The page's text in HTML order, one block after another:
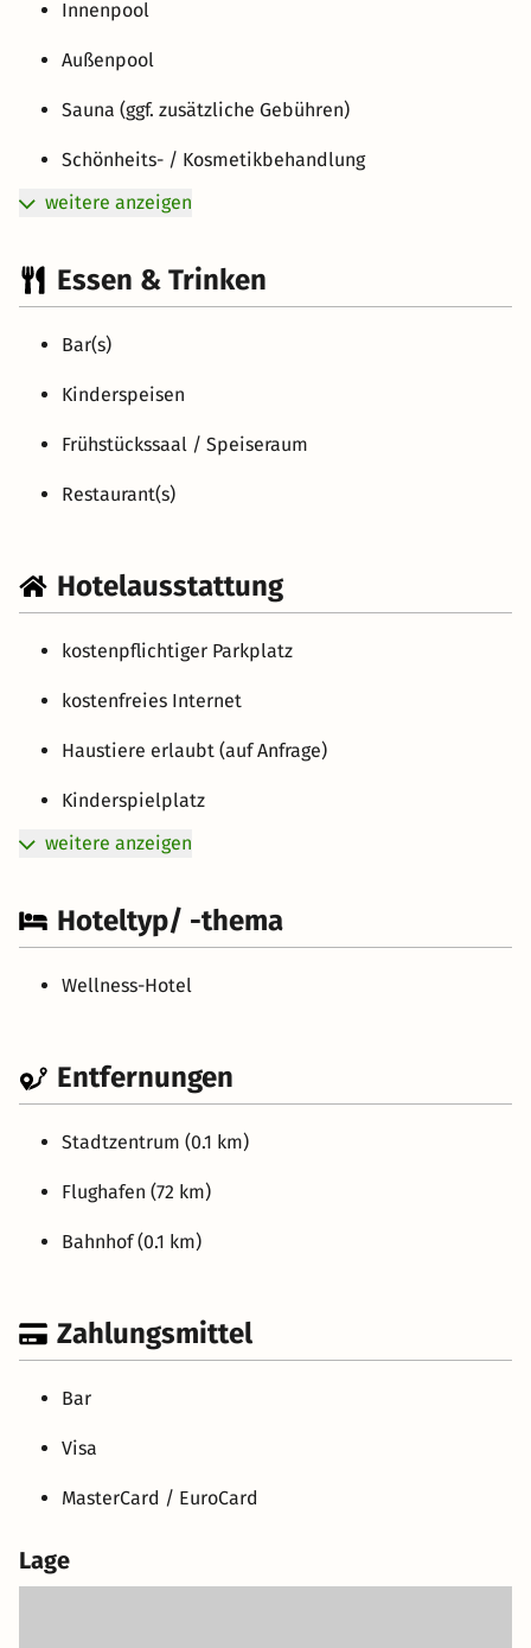
Innenpool
Außenpool
Sauna (ggf. zusätzliche Gebühren)
Schönheits- / Kosmetikbehandlung
weitere anzeigen
Essen & Trinken
Bar(s)
Kinderspeisen
Frühstückssaal / Speiseraum
Restaurant(s)
Hotelausstattung
kostenpflichtiger Parkplatz
kostenfreies Internet
Haustiere erlaubt (auf Anfrage)
Kinderspielplatz
weitere anzeigen
Hoteltyp/ -thema
Wellness-Hotel
Entfernungen
Stadtzentrum (0.1 km)
Flughafen (72 km)
Bahnhof (0.1 km)
Zahlungsmittel
Bar
Visa
MasterCard / EuroCard
Lage